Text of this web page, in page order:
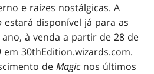
e raízes nostálgicas. A
estará disponível já para as
à venda a partir de 28 de
30thEdition.wizards.com.
deMagic nos últimos